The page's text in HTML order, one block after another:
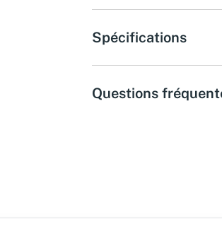
Spécifications
Questions